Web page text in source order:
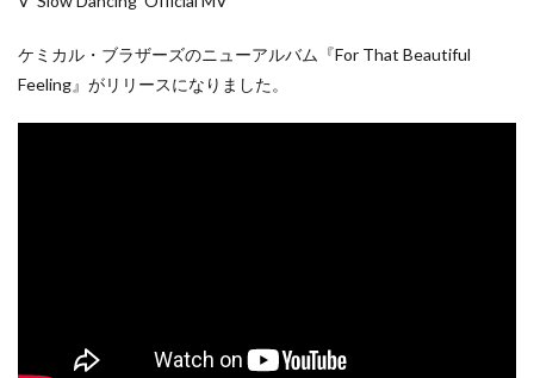
ケミカル・ブラザーズのニューアルバム『For That Beautiful
Feeling』がリリースになりました。